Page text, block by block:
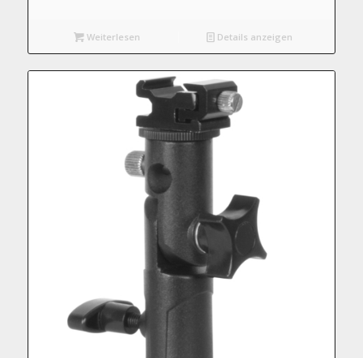
Weiterlesen Details anzeigen